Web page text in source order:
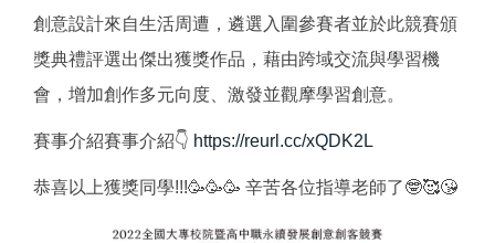
創意設計來自生活周遭，遴選入圍參賽者並於此競賽頒
獎典禮評選出傑出獲獎作品，藉由跨域交流與學習機
會，增加創作多元向度、激發並觀摩學習創意。
賽事介紹賽事介紹👇 https://reurl.cc/xQDK2L
恭喜以上獲獎同學!!!🥳🥳🥳 辛苦各位指導老師了🤓🥰😘